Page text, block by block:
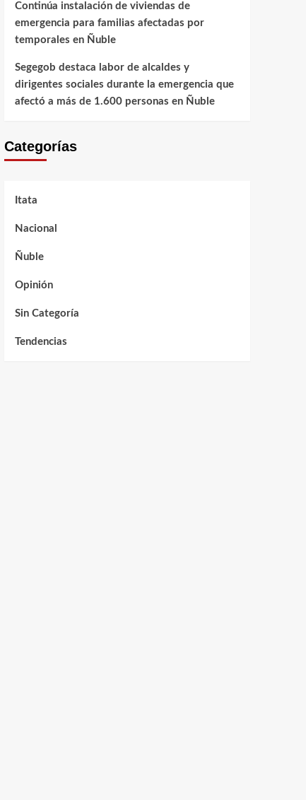
Continúa instalación de viviendas de
emergencia para familias afectadas por
temporales en Ñuble
Segegob destaca labor de alcaldes y
dirigentes sociales durante la emergencia que
afectó a más de 1.600 personas en Ñuble
Categorías
Itata
Nacional
Ñuble
Opinión
Sin Categoría
Tendencias